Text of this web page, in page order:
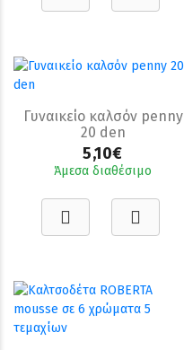
Γυναικείο καλσόν penny
20 den
5,10€
Άμεσα διαθέσιμο